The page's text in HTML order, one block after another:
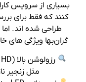
بسیاری از سرویس‌
کنند که فقط برای
طراحی شده‌ اند.
گران‌بها ویژگی‌ های
مثل زنجیر